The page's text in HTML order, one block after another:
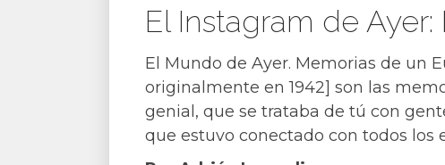
El Instagram de
El Mundo de Ayer. Memorias de un
originalmente en 1942] son las
genial, que se trataba de tú con
que estuvo conectado con todos los